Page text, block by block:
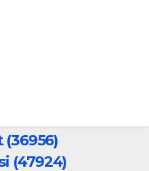
(47924)